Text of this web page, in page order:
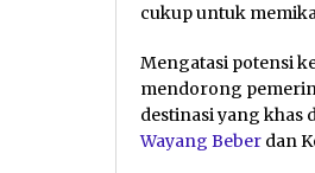
cukup untuk
Mengatasi potensi
mendorong
destinasi yang khas
Wayang Beber dan